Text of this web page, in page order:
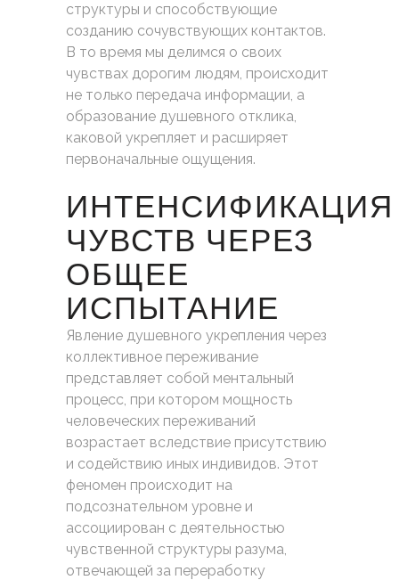
структуры и способствующие
созданию сочувствующих контактов.
В то время мы делимся о своих
чувствах дорогим людям, происходит
не только передача информации, а
образование душевного отклика,
каковой укрепляет и расширяет
первоначальные ощущения.
ИНТЕНСИФИКАЦИЯ
ЧУВСТВ ЧЕРЕЗ
ОБЩЕЕ
ИСПЫТАНИЕ
Явление душевного укрепления через
коллективное переживание
представляет собой ментальный
процесс, при котором мощность
человеческих переживаний
возрастает вследствие присутствию
и содействию иных индивидов. Этот
феномен происходит на
подсознательном уровне и
ассоциирован с деятельностью
чувственной структуры разума,
отвечающей за переработку